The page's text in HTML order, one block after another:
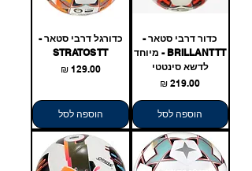
כדור דרבי סטאר -
BRILLANT TT - מיוחד
לדשא סינטטי
מחיר
הוספה לסל
כדורגל דרבי סטאר -
STRATOS TT
מחיר‏129.00 ‏₪
הוספה לסל